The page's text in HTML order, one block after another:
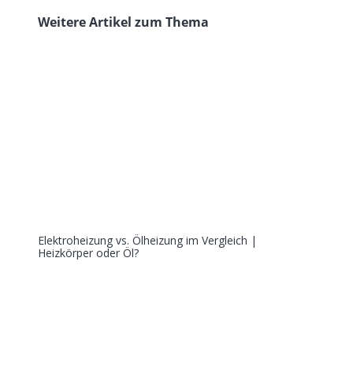
Weitere Artikel zum Thema
Elektroheizung vs. Ölheizung im Vergleich |
Heizkörper oder Öl?